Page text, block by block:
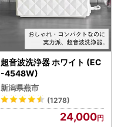
超音波洗浄器 ホワイト (EC
-4548W)
新潟県燕市
(1278)
24,000